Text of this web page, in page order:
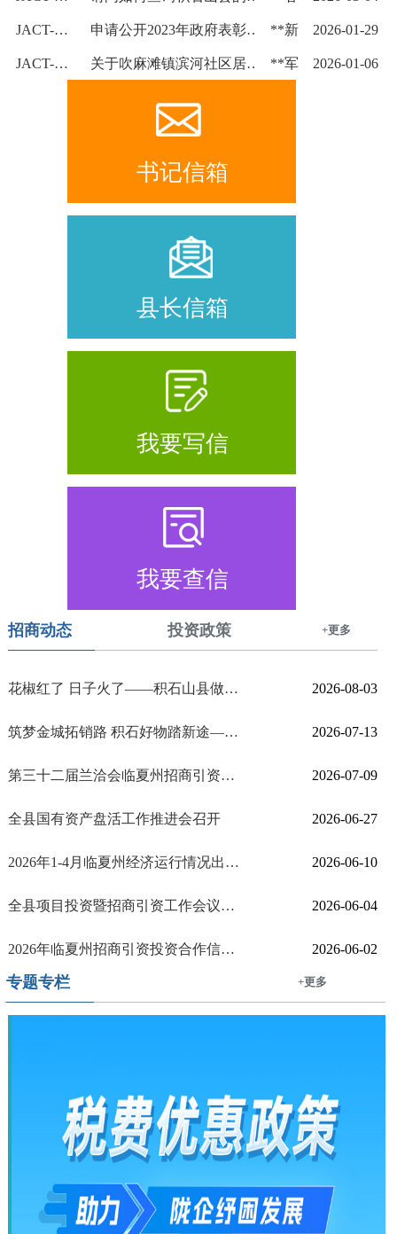
JACT-JSSXZXX2026012900001 申请公开2023年政府表彰东西部帮扶人员文件 **新 2026-01-29
JACT-JSSXZXX2026010600001 关于吹麻滩镇滨河社区居委会开具虚假居住证明的举报 **军 2026-01-06
书记信箱
县长信箱
我要写信
我要查信
招商动态 投资政策 +更多
花椒红了 日子火了——积石山县做强特色产业助力乡村振兴 2026-08-03
筑梦金城拓销路 积石好物踏新途——河州至金城·积石山甄选馆落地兰州 赋能乡村振兴 2026-07-13
第三十二届兰洽会临夏州招商引资产业对接大会召开 2026-07-09
全县国有资产盘活工作推进会召开 2026-06-27
2026年1-4月临夏州经济运行情况出炉！ 2026-06-10
全县项目投资暨招商引资工作会议召开 2026-06-04
2026年临夏州招商引资投资合作信息发布【系列十二】 2026-06-02
专题专栏 +更多